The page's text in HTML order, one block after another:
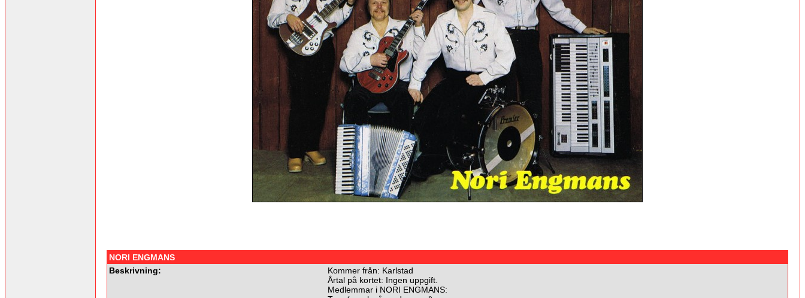
NORI ENGMANS
Beskrivning:
Kommer från: Karlstad
Årtal på kortet: Ingen uppgift.
Medlemmar i NORI ENGMANS: